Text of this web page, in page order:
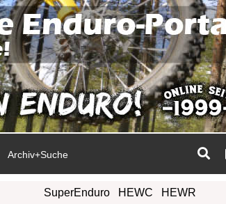
Archiv+Suche
SuperEnduro HEWC HEWR